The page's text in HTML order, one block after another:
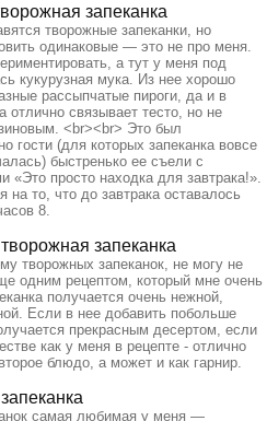
запеканка
творожные запеканки, но
одинаковые — это не про меня.
а тут у меня под
кукурузная мука. Из нее хорошо
рассыпчатые пироги, да и в
отлично связывает тесто, но не
<br><br> Это был
гости (для которых запеканка вовсе
быстренько ее съели с
«Это просто находка для завтрака!».
на то, что до завтрака оставалось
8.
запеканка
творожных запеканок, не могу не
одним рецептом, который мне очень
получается очень нежной,
Если в нее добавить побольше
прекрасным десертом, если
как у меня в рецепте - отлично
блюдо, а может и как гарнир.
самая любимая у меня —